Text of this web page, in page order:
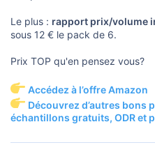
Le plus : rapport prix/volume
sous 12 € le pack de 6.
Prix TOP qu'en pensez vous?
Accédez à l’offre Amazon
Découvrez d’autres bons
échantillons gratuits, ODR et